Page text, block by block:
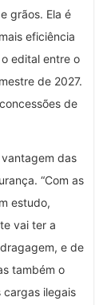
grãos. Ela é
eficiência
edital entre o
de 2027.
de
das
“Com as
estudo,
vai ter a
e de
também o
cargas ilegais